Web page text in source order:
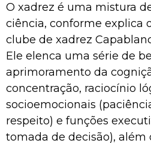
O xadrez é uma mistura
ciência, conforme explica
clube de xadrez
Ele elenca uma série de
aprimoramento da
concentração, raciocínio
socioemocionais
respeito) e funções
tomada de decisão), além